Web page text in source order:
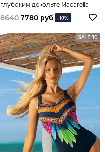
глубоким декольте Macarella
8640 7780 руб -10%
SALE 10